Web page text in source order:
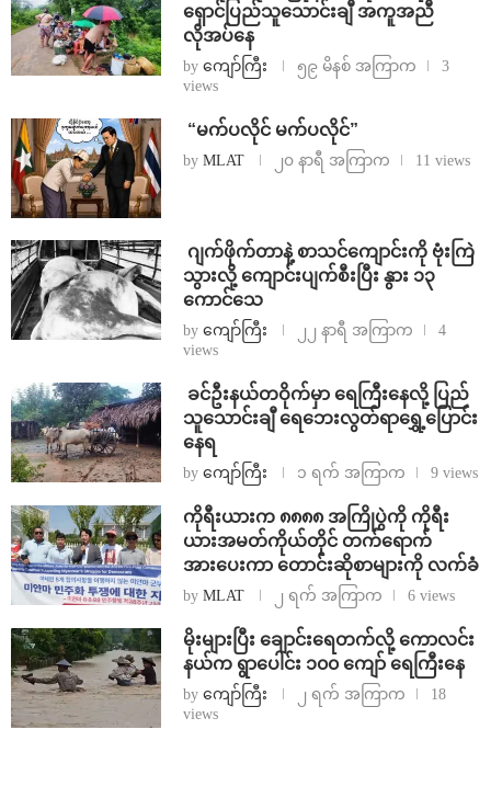
ရှောင်ပြည်သူသောင်းချီ အကူအညီ
လိုအပ်နေ
by ကျော်ကြီး ၅၉ မိနစ် အကြာက
3
views
⁨ ⁨“မက်ပလိုင် မက်ပလိုင်”
by MLAT ၂၀ နာရီ အကြာက 11 views
⁨⁩ ⁨ဂျက်ဖိုက်တာနဲ့ စာသင်ကျောင်းကို ဗုံးကြဲ
သွားလို့ ကျောင်းပျက်စီးပြီး နွား ၁၃
ကောင်သေ
by ကျော်ကြီး ၂၂ နာရီ အကြာက
4
views
⁩ ⁨ခင်ဦးနယ်တဝိုက်မှာ ရေကြီးနေလို့ ပြည်
သူသောင်းချီ ရေဘေးလွတ်ရာရွှေ့ပြောင်း
နေရ
by ကျော်ကြီး ၁ ရက် အကြာက 9 views
ကိုရီးယားက ၈၈၈၈ အကြိုပွဲကို ကိုရီး
ယားအမတ်ကိုယ်တိုင် တက်ရောက်
အားပေးကာ တောင်းဆိုစာများကို လက်ခံ
by MLAT ၂ ရက် အကြာက 6 views
⁨မိုးများပြီး ချောင်းရေတက်လို့ ကောလင်း
နယ်က ရွာပေါင်း ၁၀၀ ကျော် ရေကြီးနေ
by ကျော်ကြီး ၂ ရက် အကြာက
18
views